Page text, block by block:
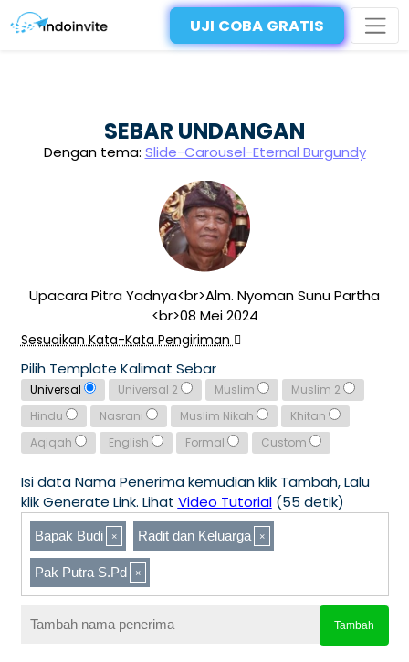
UJI COBA GRATIS
SEBAR UNDANGAN
Dengan tema: Slide-Carousel-Eternal Burgundy
Upacara Pitra Yadnya<br>Alm. Nyoman Sunu Partha
<br>08 Mei 2024
Sesuaikan Kata-Kata Pengiriman
Pilih Template Kalimat Sebar
Universal Universal 2 Muslim
Muslim 2
Hindu
Nasrani Muslim Nikah
Khitan
Aqiqah
English Formal Custom
Isi data Nama Penerima kemudian klik Tambah, Lalu
klik Generate Link. Lihat Video Tutorial(55 detik)
Bapak Budi Radit dan Keluarga
Pak Putra S.Pd
Tambah